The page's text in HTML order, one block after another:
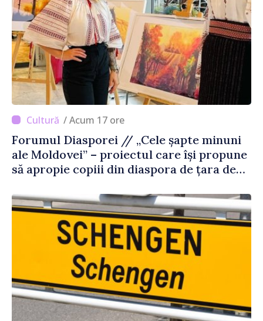
/ Acum 17 ore
Forumul Diasporei // „Cele șapte minuni
ale Moldovei” – proiectul care își propune
să apropie copiii din diaspora de țara de